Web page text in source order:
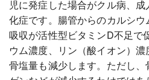
児に発症した場合がクル病、
化症です。腸管からのカルシ
吸収が活性型ビタミンD不足で
ウム濃度、リン（酸イオン）濃
骨塩量も減少します。ただし